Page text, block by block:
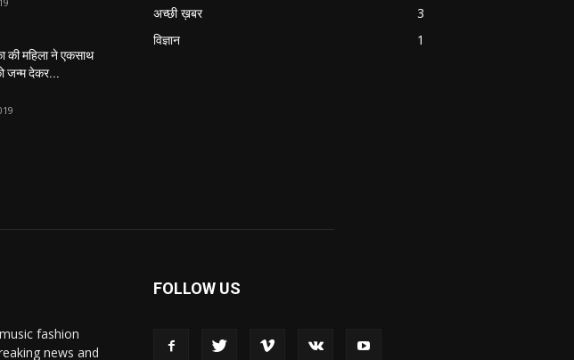
की महिला ने एकसाथ
जन्म देकर...
अच्छी ख़बर
3
विज्ञान
1
fashion
news and
FOLLOW US